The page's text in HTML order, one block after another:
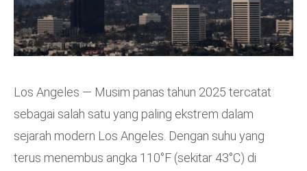
Los Angeles — Musim panas tahun 2025 tercatat
sebagai salah satu yang paling ekstrem dalam
sejarah modern Los Angeles. Dengan suhu yang
terus menembus angka 110°F (sekitar 43°C) di